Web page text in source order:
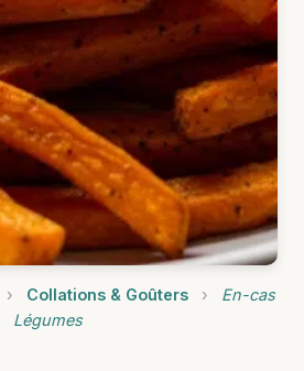
› Collations & Goûters ›
En-cas
Légumes